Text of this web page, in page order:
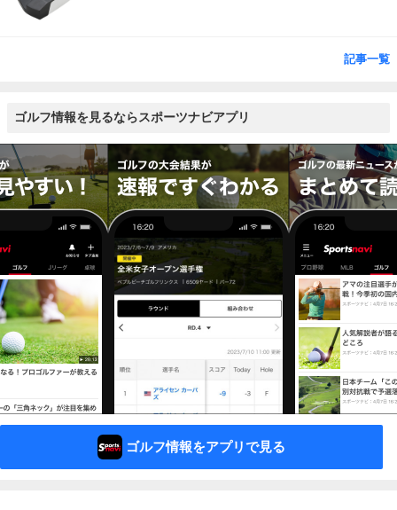
記事一覧
ゴルフ情報を見るならスポーツナビアプリ
ゴルフ情報をアプリで見る